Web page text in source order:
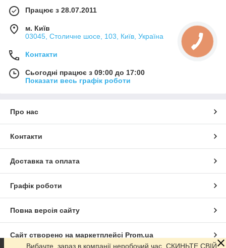
Працює з 28.07.2011
м. Київ
03045, Столичне шосе, 103, Київ, Україна
Контакти
Сьогодні працює з 09:00 до 17:00
Показати весь графік роботи
Про нас
Контакти
Доставка та оплата
Графік роботи
Повна версія сайту
Сайт створено на маркетплейсі Prom.ua
Вибачте, зараз в компанії неробочий час. СКИНЬТЕ СВІЙ